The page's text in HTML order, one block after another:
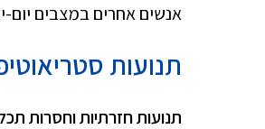
אנשים אחרים במצבים יום-
תנועות
תנועות חזרתיות וחסרות